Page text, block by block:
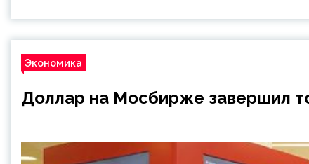
Экономика
Доллар на Мосбирже завершил